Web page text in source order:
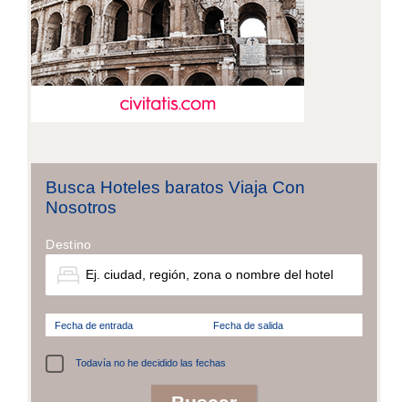
Busca Hoteles baratos Viaja Con
Nosotros
Destino
Fecha de entrada Fecha de salida
Todavía no he decidido las fechas